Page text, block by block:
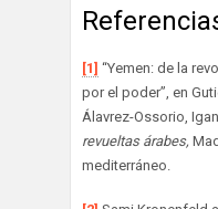
[1] “Yemen: de la
por el poder”, en
Álavrez-Ossorio,
revueltas árabes,
mediterráneo.